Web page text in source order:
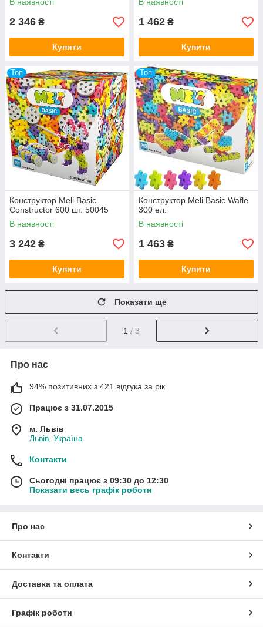
2 346 ₴
Купити
1 462 ₴
Купити
Топ
Конструктор Meli Basic
Constructor 600 шт. 50045
В наявності
3 242 ₴
Купити
Топ
Конструктор Meli Basic Wafle
300 ел.
В наявності
1 463 ₴
Купити
Показати ще
1 / 3
Про нас
94% позитивних з 421 відгука за рік
Працює з 31.07.2015
м. Львів
Львів, Україна
Контакти
Сьогодні працює з 09:30 до 12:30
Показати весь графік роботи
Про нас
Контакти
Доставка та оплата
Графік роботи